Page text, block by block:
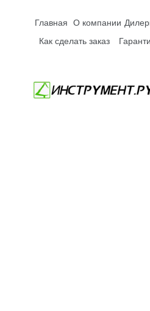
Главная
О компании
Как сделать заказ